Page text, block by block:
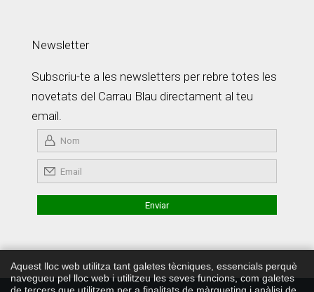
Newsletter
Subscriu-te a les newsletters per rebre totes les
novetats del Carrau Blau directament al teu
email.
Aquest lloc web utilitza tant galetes tècniques, essencials perquè
navegueu pel lloc web i utilitzeu les seves funcions, com galetes